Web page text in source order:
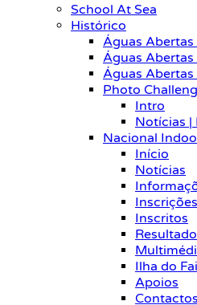
School At Sea
Histórico
Águas
Águas
Águas
Photo
Intro
Notícias |
Nacional
Início
Notícias
Inscrições
Inscritos
Ilha do
Apoios
Contactos